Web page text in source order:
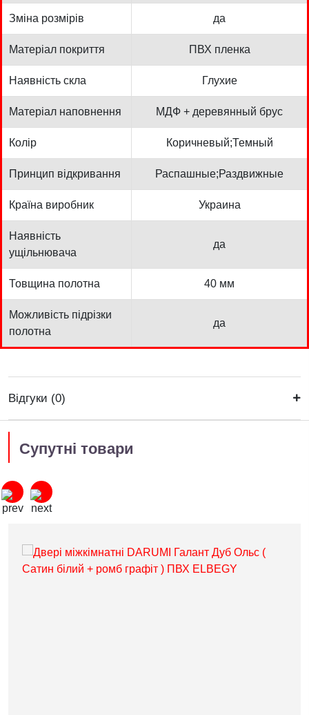
Зміна розмірів да
Матеріал покриття ПВХ пленка
Наявність скла Глухие
Матеріал наповнення МДФ + деревянный брус
Колір Коричневый;Темный
Принцип відкривання Распашные;Раздвижные
Країна виробник Украина
Наявність
ущільнювача
да
Товщина полотна 40 мм
Можливість підрізки
полотна
да
Відгуки (0)
Супутні товари